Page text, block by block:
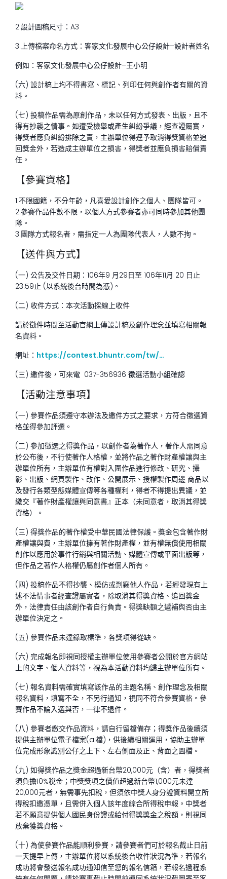
2.設計圖稿尺寸： A3
3. 上傳檔案命名方式：客家文化發展中心公仔設計–設計者姓名
例如：客家文化發展中心公仔設計–王小明
(六) 設計稿上均不得書寫、標記、列印任何與創作者有關的資
料。
(七) 投稿作品需為原創作品，未以任何方式發表、出版，且不
得有抄襲之情事。如遭受檢舉或產生糾紛爭議，經查證屬實，
得獎者應負糾紛排除之責，主辦單位得逕予取消得獎資格並追
回獎金外，若造成主辦單位之損害，得獎者並應負損害賠償責
任。
【參賽資格】
1.不限國籍，不分年齡，凡喜愛設計創作之個人、團隊皆可。
2.參賽作品件數不限，以個人方式參賽者亦可同時參加其他團
隊。
3.團隊方式報名者，需指定一人為團隊代表人，人數不拘。
【送件與方式】
(一) 公告及交件日期： 106年9 月29日至 106年11月 20 日止
23:59止 (以系統後台時間為憑)。
(二) 收件方式：本次活動採線上收件
請於徵件時間至活動官網上傳設計稿及創作理念並填寫相關報
名資料。
網址： https://contest.bhuntr.com/tw/…
(三) 繳件後，可來電 037-356936 徵選活動小組確認
【活動注意事項】
(一) 參賽作品須遵守本辦法及繳件方式之要求，方符合徵選資
格並得參加評選。
(二) 參加徵選之得獎作品，以創作者為著作人，著作人需同意
於公布後，不行使著作人格權，並將作品之著作財產權讓與主
辦單位所有，主辦單位有權對入圍作品進行修改、研究、攝
影、出版、網頁製作、改作、公開展示、授權製作周邊 商品以
及發行各類型態媒體宣傳等各種權利，得者不得提出異議，並
繳交『著作財產權讓與同意書』正本（未同意者，取消其得獎
資格）。
(三) 得獎作品的著作權受中華民國法律保護。獎金包含著作財
產權讓與費，主辦單位擁有著作財產權，並有權無償使用相關
創作以應用於事件行銷與相關活動、媒體宣傳或平面出版等，
但作品之著作人格權仍屬創作者個人所有。
(四) 投稿作品不得抄襲、模仿或剽竊他人作品，若經發現有上
述不法情事者經查證屬實者，除取消其得獎資格、追回獎金
外，法律責任由該創作者自行負責。得獎缺額之遞補與否由主
辦單位決定之。
(五) 參賽作品未達錄取標準，各獎項得從缺。
(六) 完成報名即視同授權主辦單位使用參賽者公開於官方網站
上的文字、個人資料等，視為本活動資料均歸主辦單位所有。
(七) 報名資料需確實填寫該作品的主題名稱、創作理念及相關
報名資料，填寫不全，不另行通知，視同不符合參賽資格。參
賽作品不論入選與否，一律不退件。
(八) 參賽者繳交作品資料，請自行留檔備存；得獎作品後續須
提供主辦單位電子檔案(ai檔)，供後續相關運用，協助主辦單
位完成形象識別公仔之上下、左右側面及正、背面之圖檔。
(九) 如得獎作品之獎金超過新台幣20,000元（含）者，得獎者
須負擔10%稅金；中獎獎項之價值超過新台幣1,000元未達
20,000元者，無需事先扣稅，但須依中獎人身分證資料開立所
得稅扣繳憑單，且需併入個人該年度綜合所得稅申報。中獎者
若不願意提供個人國民身份證或給付得獎獎金之稅額，則視同
放棄獲獎資格。
(十) 為使參賽作品能順利參賽，請參賽者們可於報名截止日前
一天提早上傳，主辦單位將以系統後台收件狀況為準，若報名
成功將會發送報名成功通知信至您的報名信箱，若報名過程系